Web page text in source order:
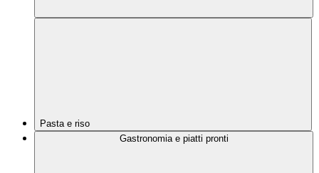
Pasta e riso
Gastronomia e piatti pronti